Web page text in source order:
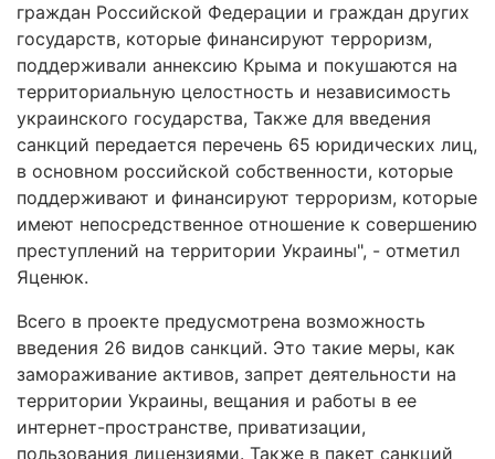
граждан Российской Федерации и граждан других
государств, которые финансируют терроризм,
поддерживали аннексию Крыма и покушаются на
территориальную целостность и независимость
украинского государства, Также для введения
санкций передается перечень 65 юридических лиц,
в основном российской собственности, которые
поддерживают и финансируют терроризм, которые
имеют непосредственное отношение к совершению
преступлений на территории Украины", - отметил
Яценюк.
Всего в проекте предусмотрена возможность
введения 26 видов санкций. Это такие меры, как
замораживание активов, запрет деятельности на
территории Украины, вещания и работы в ее
интернет-пространстве, приватизации,
пользования лицензиями. Также в пакет санкций